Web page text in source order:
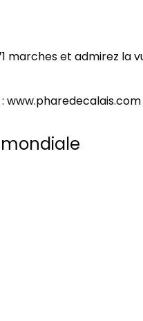
marches et admirez la
www.pharedecalais.com